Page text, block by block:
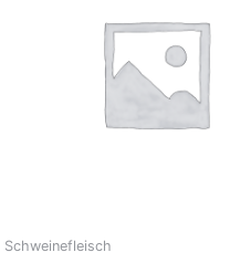
Schweinefleisch